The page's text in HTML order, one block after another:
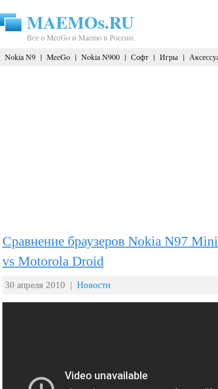
MAEMOs.RU
Все о MeeGo и Maemo в России.
Nokia N9 | MeeGo | Nokia N900 | Софт | Игры |
Сравнение браузеров Nokia N97
vs Motorola Droid
30 апреля 2010 | Новости